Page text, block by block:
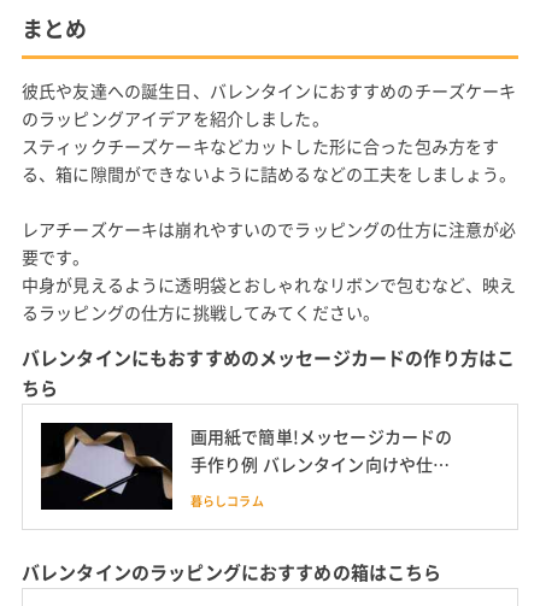
まとめ
彼氏や友達への誕生日、バレンタインにおすすめのチーズケーキ
のラッピングアイデアを紹介しました。
スティックチーズケーキなどカットした形に合った包み方をす
る、箱に隙間ができないように詰めるなどの工夫をしましょう。
レアチーズケーキは崩れやすいのでラッピングの仕方に注意が必
要です。
中身が見えるように透明袋とおしゃれなリボンで包むなど、映え
るラッピングの仕方に挑戦してみてください。
バレンタインにもおすすめのメッセージカードの作り方はこ
ちら
画用紙で簡単!メッセージカードの
手作り例 バレンタイン向けや仕掛
け付きも
暮らしコラム
バレンタインのラッピングにおすすめの箱はこちら